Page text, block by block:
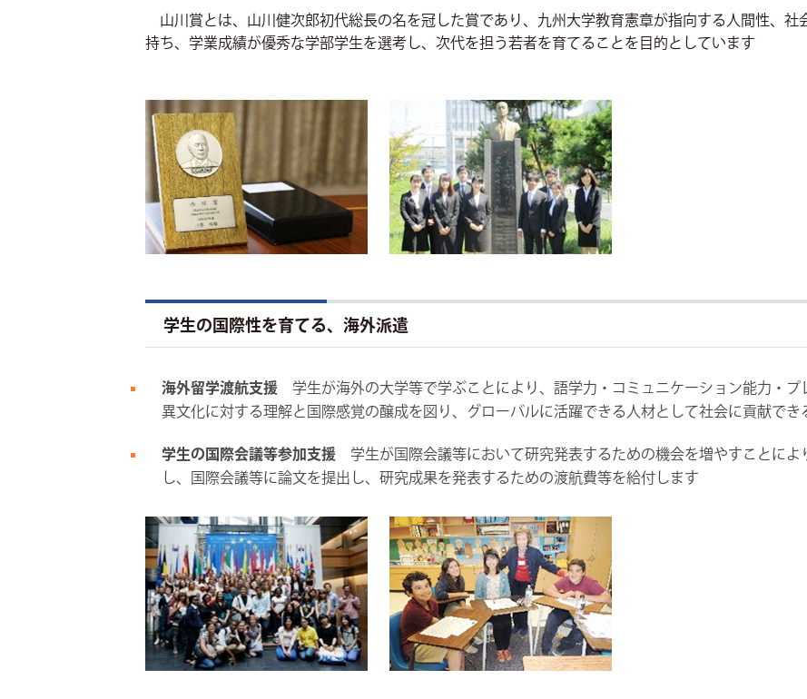
山川賞とは、山川健次郎初代総長の名を冠した賞であり、九州大学教育憲章が指向する人間性、社
持ち、学業成績が優秀な学部学生を選考し、次代を担う若者を育てることを目的としています
学生の国際性を育てる、海外派遣
海外留学渡航支援 学生が海外の大学等で学ぶことにより、語学力・コミュニケーション能力・プ
異文化に対する理解と国際感覚の醸成を図り、グローバルに活躍できる人材として社会に貢献で
学生の国際会議等参加支援 学生が国際会議等において研究発表するための機会を増やすことによ
し、国際会議等に論文を提出し、研究成果を発表するための渡航費等を給付します